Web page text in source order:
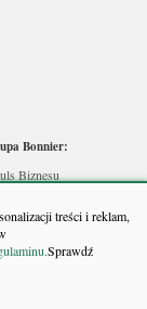
treści i reklam,
Sprawdź
Bonnier:
Biznesu
Medycyny
Firm